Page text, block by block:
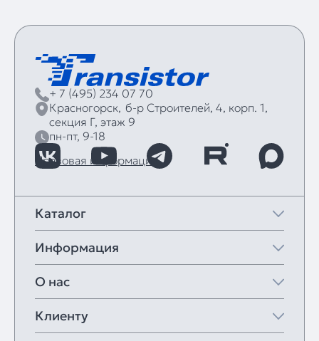
+ 7 (495) 234 07 70
Красногорск, б‑р Строителей, 4, корп. 1,
секция Г, этаж 9
пн-пт, 9-18
Правовая информация
Каталог
Информация
О нас
Клиенту